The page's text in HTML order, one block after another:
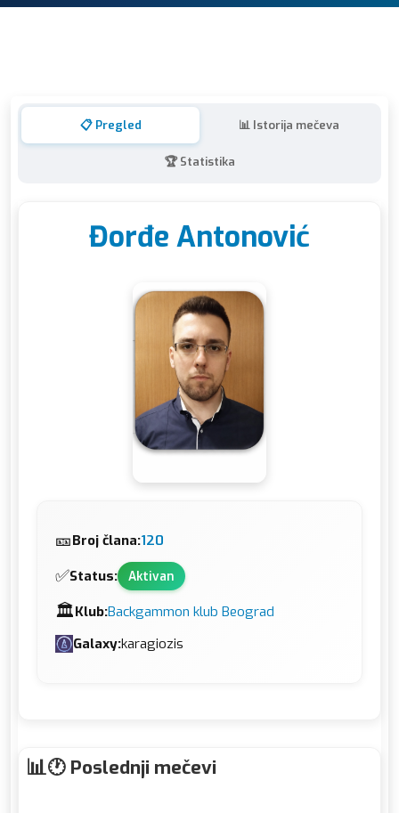
📋 Pregled 📊 Istorija mečeva
🏆 Statistika
Đorđe Antonović
🎫Broj člana:120
✅Status: Aktivan
🏛️Klub:Backgammon klub Beograd
Galaxy:karagiozis
🕐 Poslednji mečevi